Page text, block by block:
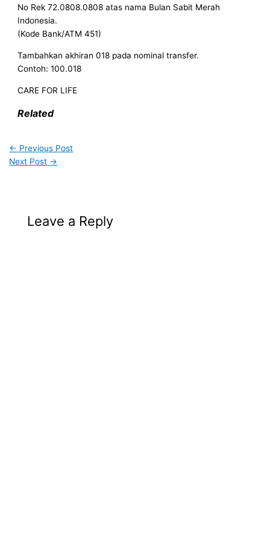
No Rek 72.0808.0808 atas nama Bulan Sabit Merah
Indonesia.
(Kode Bank/ATM 451)
Tambahkan akhiran 018 pada nominal transfer.
Contoh: 100.018
CARE FOR LIFE
Related
← Previous Post
Next Post →
Leave a Reply